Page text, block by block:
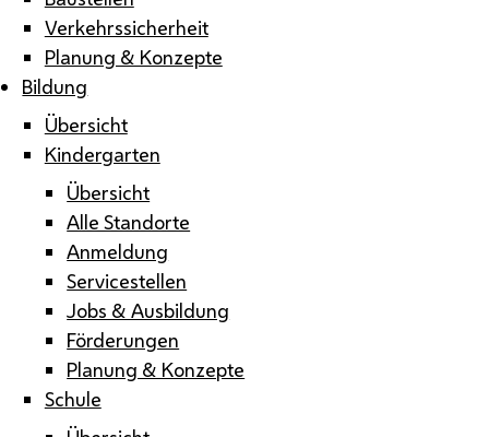
Verkehrssicherheit
Planung & Konzepte
Bildung
Übersicht
Kindergarten
Übersicht
Alle Standorte
Anmeldung
Servicestellen
Jobs & Ausbildung
Förderungen
Planung & Konzepte
Schule